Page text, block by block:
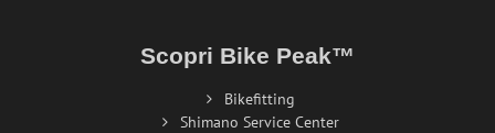
Scopri Bike Peak™
Bikefitting
Shimano Service Center